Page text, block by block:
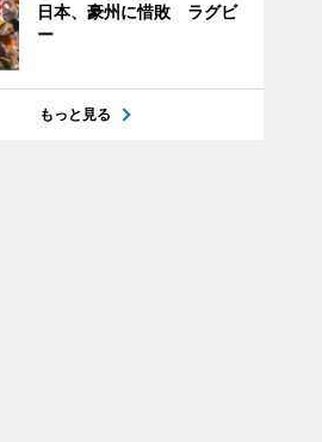
日本、豪州に惜敗 ラグビ
ー
もっと見る